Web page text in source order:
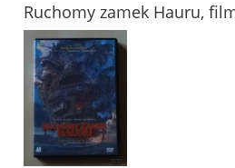
Ruchomy zamek Hauru,